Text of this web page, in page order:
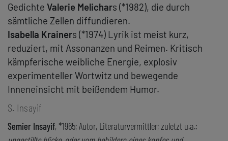
Gedichte Valerie Melichars (*1982), die durch
sämtliche Zellen diffundieren.
Isabella Krainers (*1974) Lyrik ist meist kurz,
reduziert, mit Assonanzen und Reimen. Kritisch
kämpferische weibliche Energie, explosiv
experimenteller Wortwitz und bewegende
Inneneinsicht mit beißendem Humor.
S. Insayif
Semier Insayif, *1965; Autor, Literaturvermittler; zuletzt u.a.: